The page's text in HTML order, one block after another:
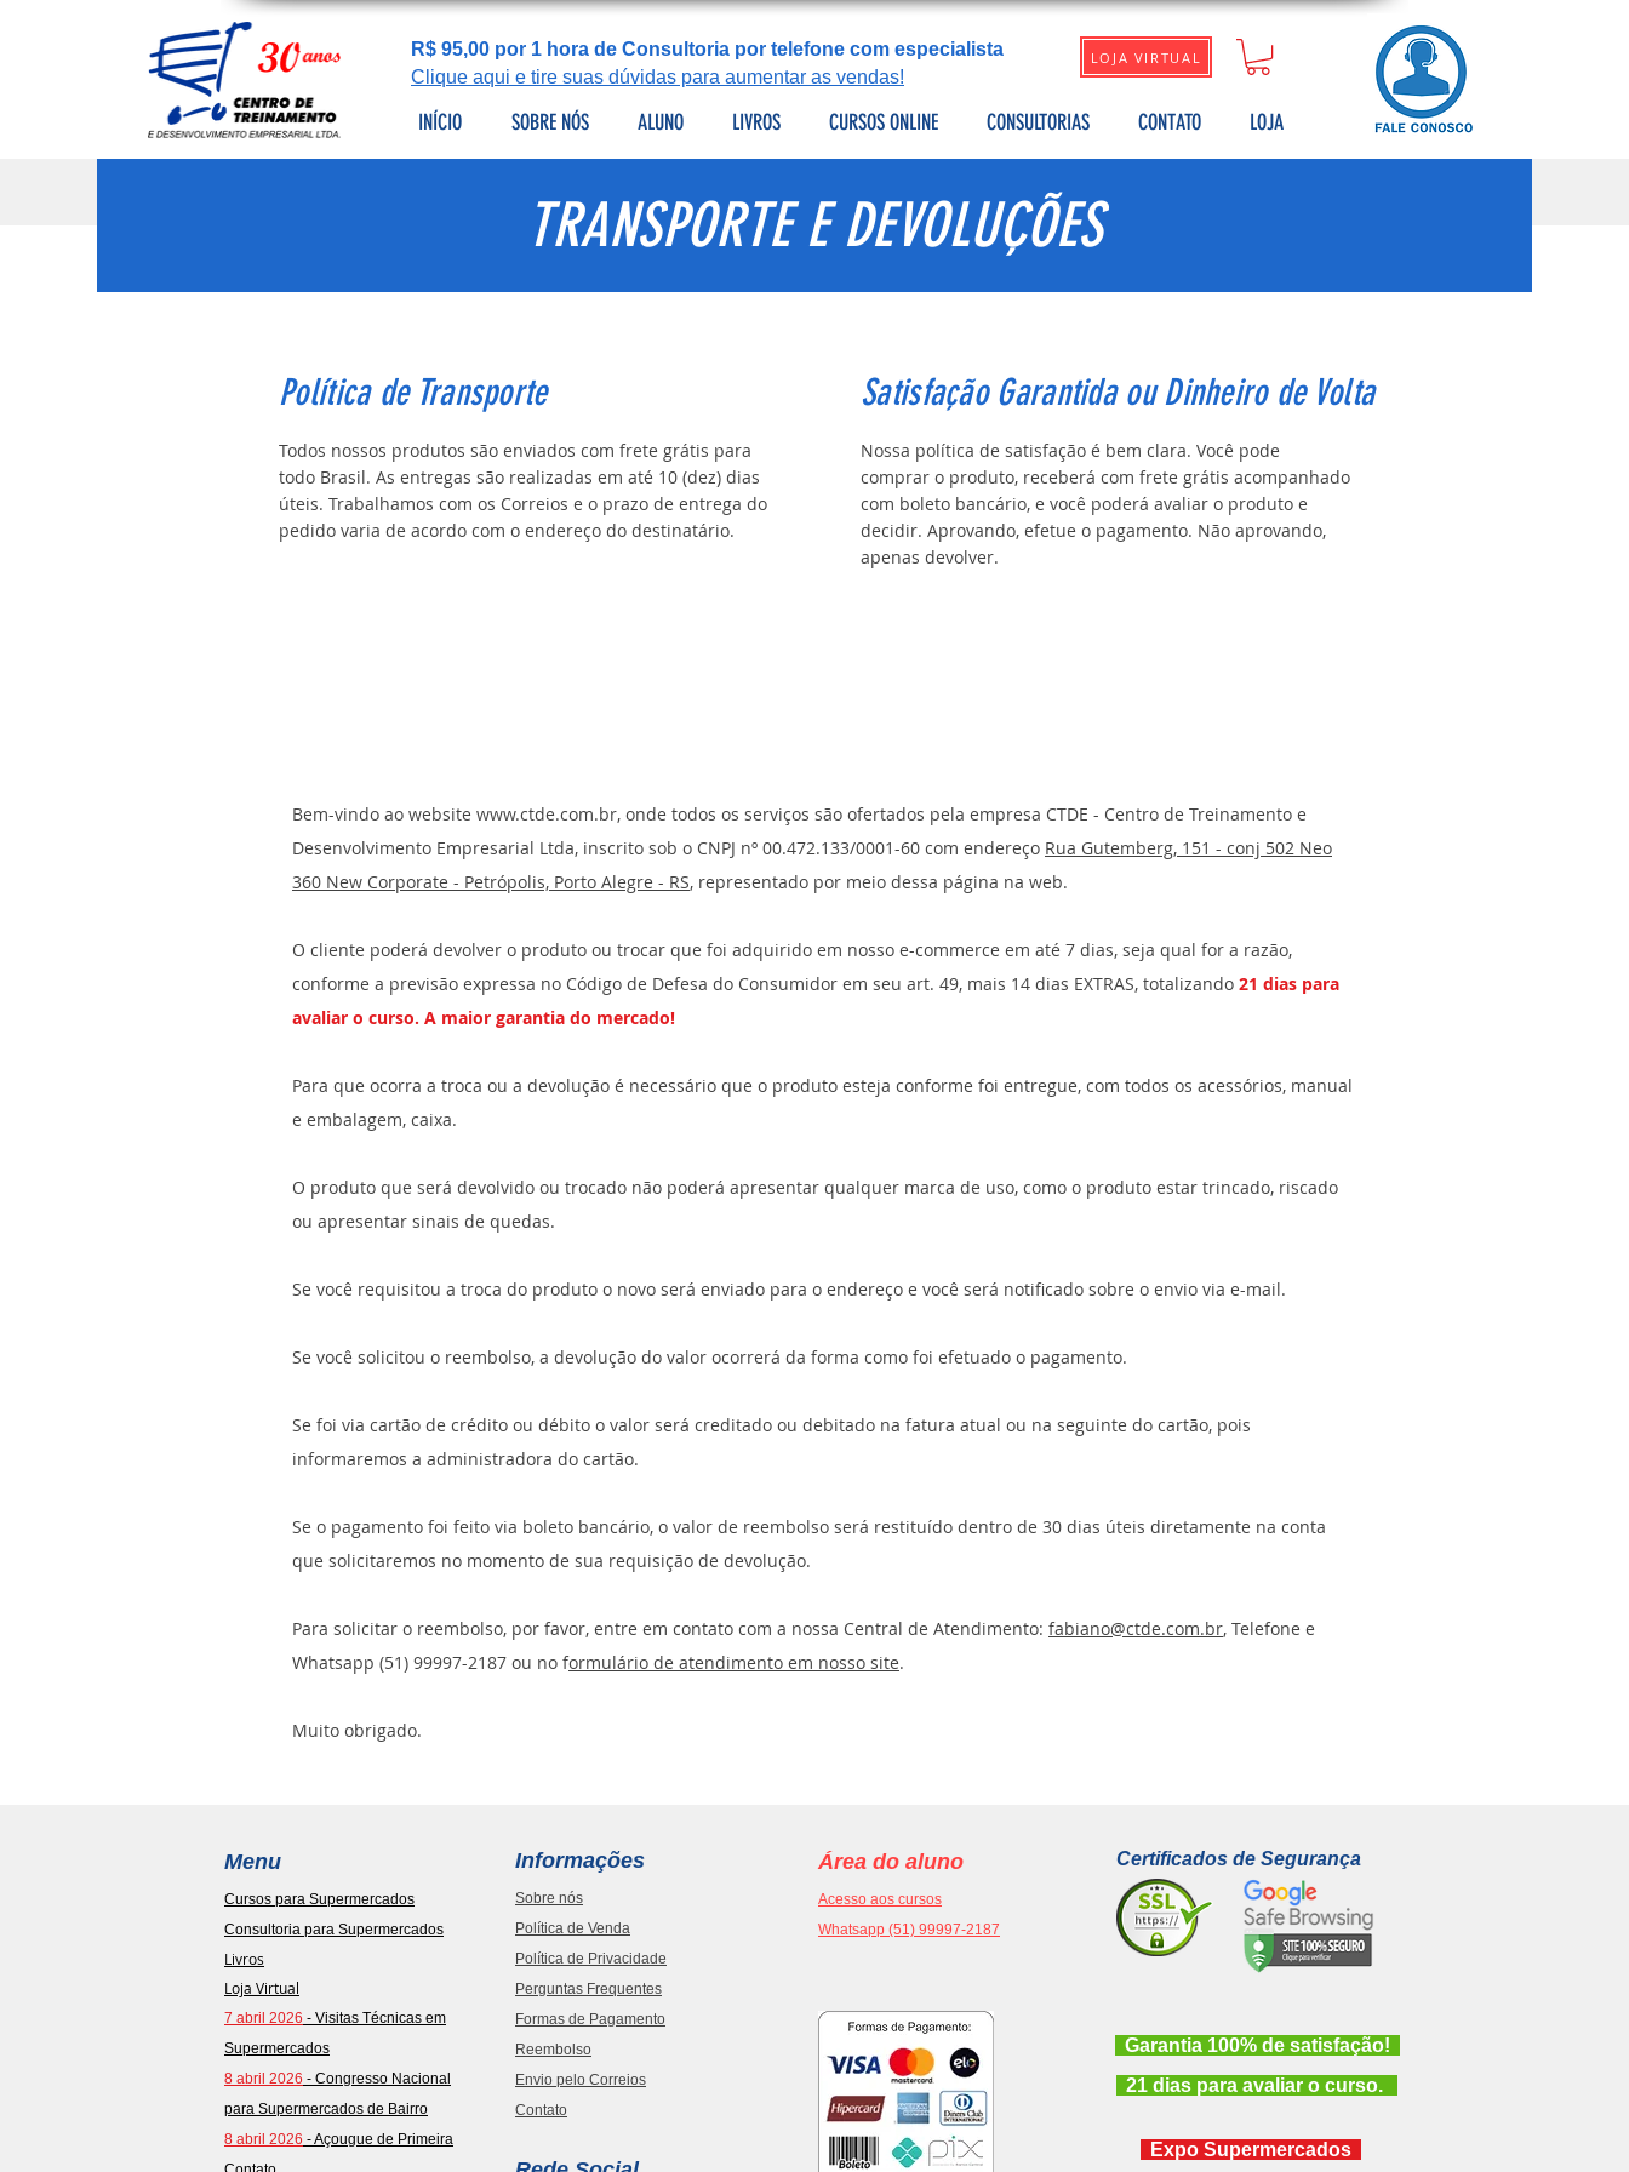
R$ 95,00 por 1 hora de Consultoria por telefone com especialista
Clique aqui e tire suas dúvidas para aumentar as vendas!
LOJA VIRTUAL
INÍCIO SOBRE NÓS ALUNO LIVROS CURSOS ONLINE CONSULTORIAS CONTATO LOJA
TRANSPORTE E DEVOLUÇÕES
Política de Transporte
Todos nossos produtos são enviados com frete grátis para
todo Brasil. As entregas são realizadas em até 10 (dez) dias
úteis. Trabalhamos com os Correios e o prazo de entrega do
pedido varia de acordo com o endereço do destinatário.
Satisfação Garantida ou Dinheiro de Volta
Nossa política de satisfação é bem clara. Você pode
comprar o produto, receberá com frete grátis acompanhado
com boleto bancário, e você poderá avaliar o produto e
decidir. Aprovando, efetue o pagamento. Não aprovando,
apenas devolver.
Bem-vindo ao website www.ctde.com.br, onde todos os serviços são ofertados pela empresa CTDE - Centro de Treinamento e
Desenvolvimento Empresarial Ltda, inscrito sob o CNPJ nº 00.472.133/0001-60 com endereço Rua Gutemberg, 151 - conj 502 Neo
360 New Corporate - Petrópolis, Porto Alegre - RS, representado por meio dessa página na web.
O cliente poderá devolver o produto ou trocar que foi adquirido em nosso e-commerce em até 7 dias, seja qual for a razão,
conforme a previsão expressa no Código de Defesa do Consumidor em seu art. 49, mais 14 dias EXTRAS, totalizando 21 dias para
avaliar o curso. A maior garantia do mercado!
Para que ocorra a troca ou a devolução é necessário que o produto esteja conforme foi entregue, com todos os acessórios, manual
e embalagem, caixa.
O produto que será devolvido ou trocado não poderá apresentar qualquer marca de uso, como o produto estar trincado, riscado
ou apresentar sinais de quedas.
Se você requisitou a troca do produto o novo será enviado para o endereço e você será notificado sobre o envio via e-mail.
Se você solicitou o reembolso, a devolução do valor ocorrerá da forma como foi efetuado o pagamento.
Se foi via cartão de crédito ou débito o valor será creditado ou debitado na fatura atual ou na seguinte do cartão, pois
informaremos a administradora do cartão.
Se o pagamento foi feito via boleto bancário, o valor de reembolso será restituído dentro de 30 dias úteis diretamente na conta
que solicitaremos no momento de sua requisição de devolução.
Para solicitar o reembolso, por favor, entre em contato com a nossa Central de Atendimento: fabiano@ctde.com.br, Telefone e
Whatsapp (51) 99997-2187 ou no formulário de atendimento em nosso site.
Muito obrigado.
Menu
Cursos para Supermercados
Consultoria para Supermercados
Livros
Loja Virtual
7 abril 2026 - Visitas Técnicas em
Supermercados
8 abril 2026 - Congresso Nacional
para Supermercados de Bairro
8 abril 2026 - Açougue de Primeira
Informações
Sobre nós
Política de Venda
Política de Privacidade
Perguntas Frequentes
Formas de Pagamento
Reembolso
Envio pelo Correios
Contato
Área do aluno
Acesso aos cursos
Whatsapp (51) 99997-2187
Certificados de Segurança
Garantia 100% de satisfação!
21 dias para avaliar o curso.
Expo Supermercados